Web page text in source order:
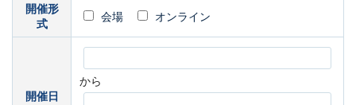
開催形
式
会場 オンライン
開催日
から